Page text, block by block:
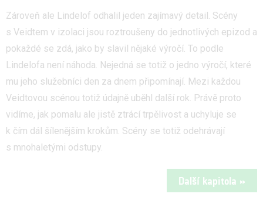
Zároveň ale Lindelof odhalil jeden zajímavý detail. Scény
s Veidtem v izolaci jsou roztroušeny do jednotlivých epizod a
pokaždé se zdá, jako by slavil nějaké výročí. To podle
Lindelofa není náhoda. Nejedná se totiž o jedno výročí, které
mu jeho služebníci den za dnem připomínají. Mezi každou
Veidtovou scénou totiž údajně uběhl další rok. Právě proto
vidíme, jak pomalu ale jistě ztrácí trpělivost a uchyluje se
k čím dál šílenějším krokům. Scény se totiž odehrávají
s mnohaletými odstupy.
Další kapitola »